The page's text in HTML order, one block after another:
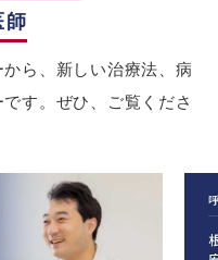
師
ら、新しい治療法、病
す。ぜひ、ご覧くださ